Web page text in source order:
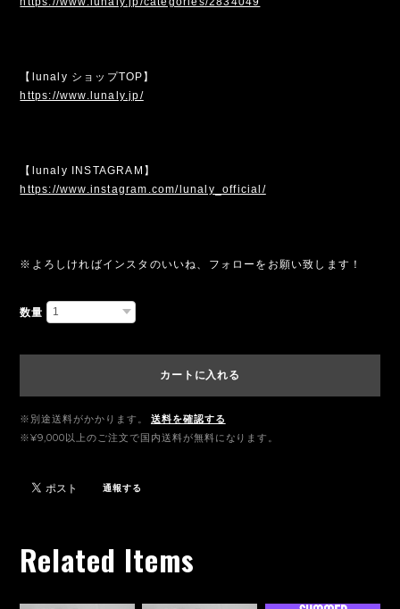
【lunaly ショップTOP】
https://www.lunaly.jp/
【lunaly INSTAGRAM】
https://www.instagram.com/lunaly_official/
※よろしければインスタのいいね、フォローをお願い致します！
数量
カートに入れる
※別途送料がかかります。
送料を確認する
※¥9,000以上のご注文で国内送料が無料になります。
通報する
Related Items